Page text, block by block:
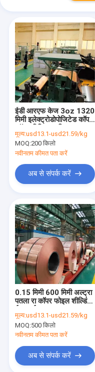
ईडी आरएफ केज 3oz 1320
मिमी इलेक्ट्रोडोपोजिटेड कॉपर
एसजीएस
मूल्य:usd13.1-usd21.59/kg
MOQ:200 किलो
नवीनतम कीमत पता करें
अब से संपर्क करें
0.15 मिमी 600 मिमी अल्ट्रा
पतला रा कॉपर फोइल शील्डिंग
मूल्य:usd13.1-usd21.59/kg
MOQ:500 किलो
नवीनतम कीमत पता करें
अब से संपर्क करें